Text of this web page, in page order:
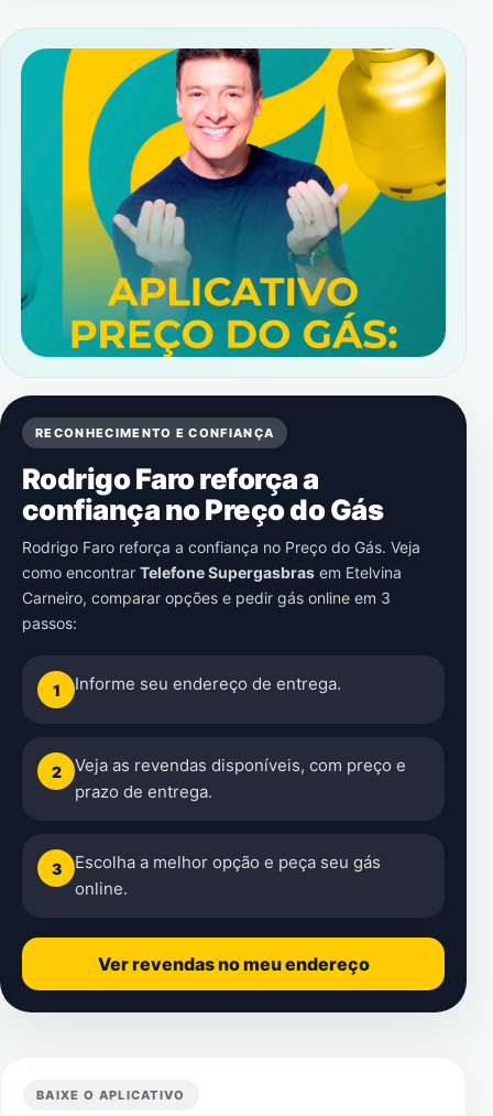
RECONHECIMENTO E CONFIANÇA
Rodrigo Faro reforça a
confiança no Preço do Gás
Rodrigo Faro reforça a confiança no Preço do Gás. Veja
como encontrar Telefone Supergasbras em Etelvina
Carneiro, comparar opções e pedir gás online em 3
passos:
1 Informe seu endereço de entrega.
2
Veja as revendas disponíveis, com preço e
prazo de entrega.
3
Escolha a melhor opção e peça seu gás
online.
Ver revendas no meu endereço
BAIXE O APLICATIVO